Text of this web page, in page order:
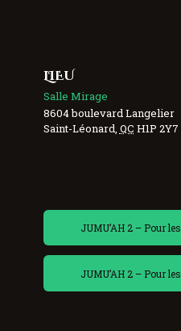
LIEU
Salle Mirage
8604 boulevard Langelier
Saint-Léonard QC H1P 2Y7
JUMU’AH 2 – Pour
JUMU’AH 2 – Pour